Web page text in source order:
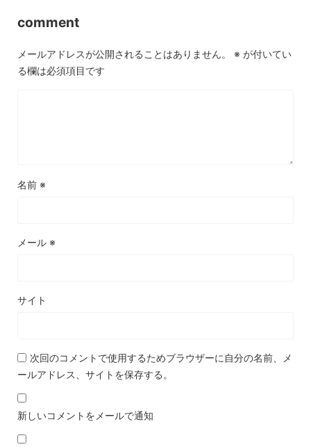
comment
メールアドレスが公開されることはありません。 ※ が付いてい
る欄は必須項目です
名前 ※
メール ※
サイト
次回のコメントで使用するためブラウザーに自分の名前、メ
ールアドレス、サイトを保存する。
新しいコメントをメールで通知